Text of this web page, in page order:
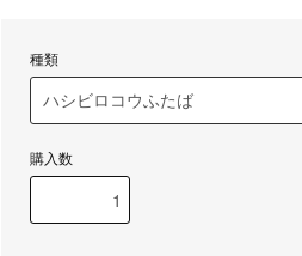
種類
購入数